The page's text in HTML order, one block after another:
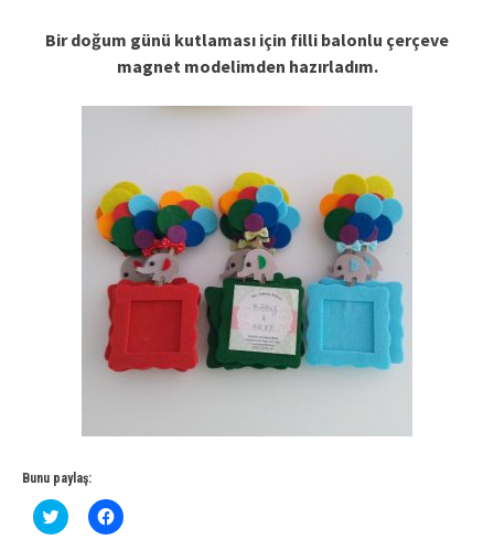
Bir doğum günü kutlaması için filli balonlu çerçeve
magnet modelimden hazırladım.
Bunu paylaş:
Click
to
Facebook'ta
paylaşmak